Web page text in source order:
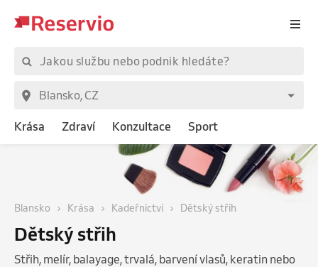
Krása Zdraví Konzultace Sport
Blansko Krása Kadeřnictví Dětský střih
Dětský střih
Střih, melír, balayage, trvalá, barvení vlasů, keratin nebo